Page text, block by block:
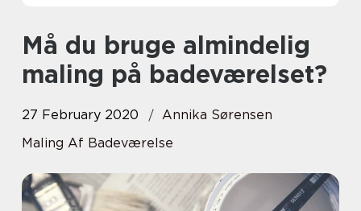
Må du bruge almindelig
maling på badeværelset?
27 February 2020
Annika Sørensen
Maling Af Badeværelse